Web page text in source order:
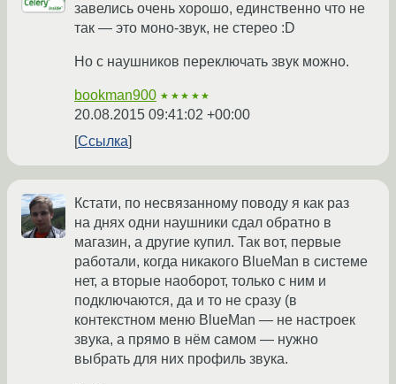
завелись очень хорошо, единственно что не
так — это моно-звук, не стерео :D
Но с наушников переключать звук можно.
bookman900 ★★★★★
20.08.2015 09:41:02 +00:00
Ссылка
Кстати, по несвязанному поводу я как раз
на днях одни наушники сдал обратно в
магазин, а другие купил. Так вот, первые
работали, когда никакого BlueMan в системе
нет, а вторые наоборот, только с ним и
подключаются, да и то не сразу (в
контекстном меню BlueMan — не настроек
звука, а прямо в нём самом — нужно
выбрать для них профиль звука.